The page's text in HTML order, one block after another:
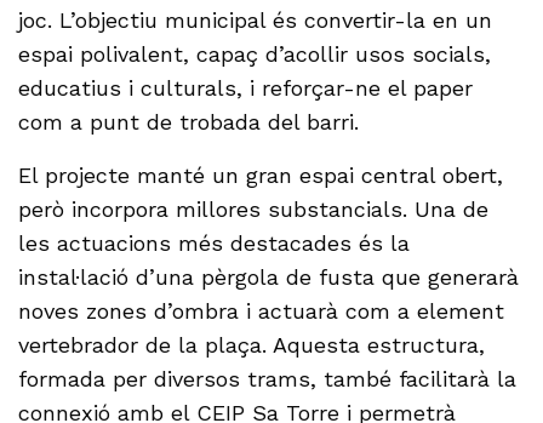
joc. L’objectiu municipal és convertir-la en un
espai polivalent, capaç d’acollir usos socials,
educatius i culturals, i reforçar-ne el paper
com a punt de trobada del barri.
El projecte manté un gran espai central obert,
però incorpora millores substancials. Una de
les actuacions més destacades és la
instal·lació d’una pèrgola de fusta que generarà
noves zones d’ombra i actuarà com a element
vertebrador de la plaça. Aquesta estructura,
formada per diversos trams, també facilitarà la
connexió amb el CEIP Sa Torre i permetrà